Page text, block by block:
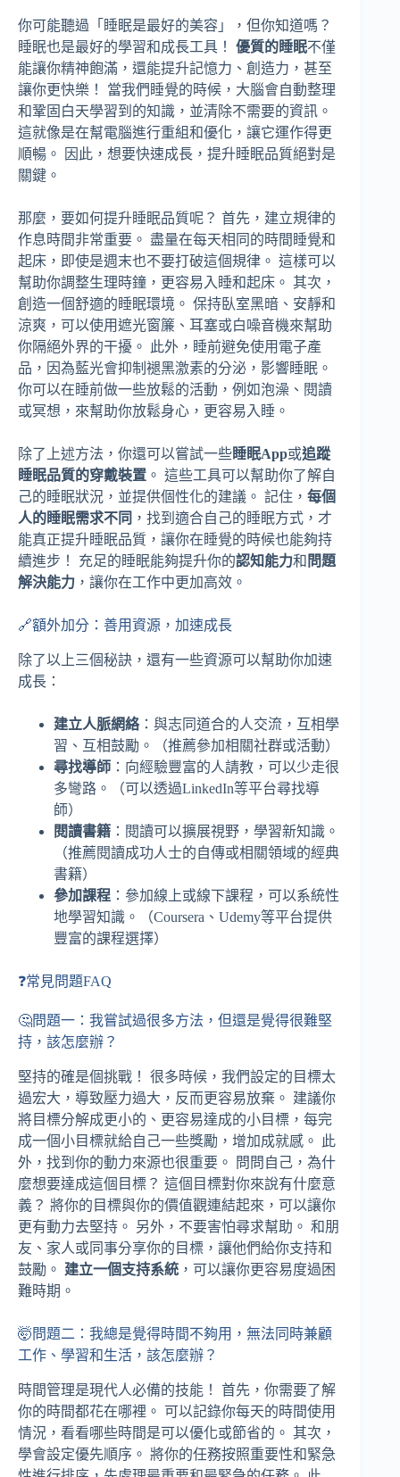
你可能聽過「睡眠是最好的美容」，但你知道嗎？
睡眠也是最好的學習和成長工具！ 優質的睡眠不僅
能讓你精神飽滿，還能提升記憶力、創造力，甚至
讓你更快樂！ 當我們睡覺的時候，大腦會自動整理
和鞏固白天學習到的知識，並清除不需要的資訊。
這就像是在幫電腦進行重組和優化，讓它運作得更
順暢。 因此，想要快速成長，提升睡眠品質絕對是
關鍵。
那麼，要如何提升睡眠品質呢？ 首先，建立規律的
作息時間非常重要。 盡量在每天相同的時間睡覺和
起床，即使是週末也不要打破這個規律。 這樣可以
幫助你調整生理時鐘，更容易入睡和起床。 其次，
創造一個舒適的睡眠環境。 保持臥室黑暗、安靜和
涼爽，可以使用遮光窗簾、耳塞或白噪音機來幫助
你隔絕外界的干擾。 此外，睡前避免使用電子產
品，因為藍光會抑制褪黑激素的分泌，影響睡眠。
你可以在睡前做一些放鬆的活動，例如泡澡、閱讀
或冥想，來幫助你放鬆身心，更容易入睡。
除了上述方法，你還可以嘗試一些睡眠App或追蹤
睡眠品質的穿戴裝置 。 這些工具可以幫助你了解自
己的睡眠狀況，並提供個性化的建議。 記住， 每個
人的睡眠需求不同 ，找到適合自己的睡眠方式，才
能真正提升睡眠品質，讓你在睡覺的時候也能夠持
續進步！ 充足的睡眠能夠提升你的認知能力和 問題
解決能力 ，讓你在工作中更加高效。
🔗額外加分：善用資源，加速成長
除了以上三個秘訣，還有一些資源可以幫助你加速
成長：
建立人脈網絡：與志同道合的人交流，互相學
習、互相鼓勵。（推薦參加相關社群或活動）
尋找導師 ：向經驗豐富的人請教，可以少走很
多彎路。（可以透過LinkedIn等平台尋找導
師）
閱讀書籍 ：閱讀可以擴展視野，學習新知識。
（推薦閱讀成功人士的自傳或相關領域的經典
書籍）
參加課程 ：參加線上或線下課程，可以系統性
地學習知識。（Coursera、Udemy等平台提供
豐富的課程選擇）
❓常見問題FAQ
🤔問題一：我嘗試過很多方法，但還是覺得很難堅
持，該怎麼辦？
堅持的確是個挑戰！ 很多時候，我們設定的目標太
過宏大，導致壓力過大，反而更容易放棄。 建議你
將目標分解成更小的、更容易達成的小目標，每完
成一個小目標就給自己一些獎勵，增加成就感。 此
外，找到你的動力來源也很重要。 問問自己，為什
麼想要達成這個目標？ 這個目標對你來說有什麼意
義？ 將你的目標與你的價值觀連結起來，可以讓你
更有動力去堅持。 另外，不要害怕尋求幫助。 和朋
友、家人或同事分享你的目標，讓他們給你支持和
鼓勵。 建立一個支持系統 ，可以讓你更容易度過困
難時期。
🤯問題二：我總是覺得時間不夠用，無法同時兼顧
工作、學習和生活，該怎麼辦？
時間管理是現代人必備的技能！ 首先，你需要了解
你的時間都花在哪裡。 可以記錄你每天的時間使用
情況，看看哪些時間是可以優化或節省的。 其次，
學會設定優先順序。 將你的任務按照重要性和緊急